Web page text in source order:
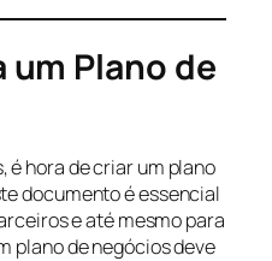
um Plano de
é hora de criar um plano
documento é essencial
e até mesmo para
plano de negócios deve